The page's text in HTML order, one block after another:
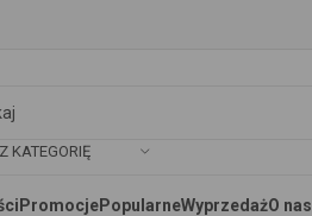
KATEGORIĘ
PromocjePopularneWyprzedażO nas